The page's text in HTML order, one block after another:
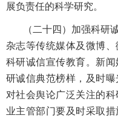
展负责任的科学研究。
（二十四）加强科研
杂志等传统媒体及微博
科研诚信宣传教育。新
研诚信典范榜样，及时曝
对社会舆论广泛关注的
业主管部门要及时采取